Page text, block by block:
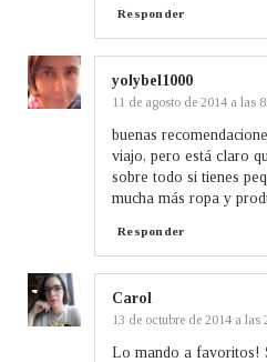
Responder
yolybel1000
11 de agosto de 2014 a las
buenas
viajo, pero está claro
sobre todo si tienes
mucha más ropa y
Responder
Carol
13 de octubre de 2014 a las
Lo mando a favoritos!